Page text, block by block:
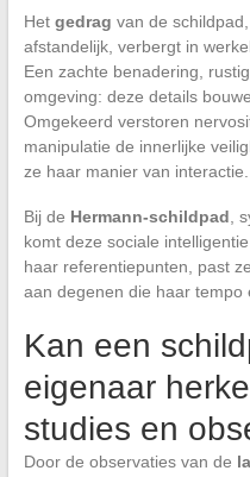
Het gedrag van de
afstandelijk, verbergt in
Een zachte benadering,
omgeving: deze details
Omgekeerd verstoren
manipulatie de innerlijke
ze haar manier van interactie.
Bij de Hermann-schildpad ,
komt deze sociale
haar referentiepunten, past
aan degenen die haar tempo
Kan een
eigenaar
studies en
Door de observaties van de